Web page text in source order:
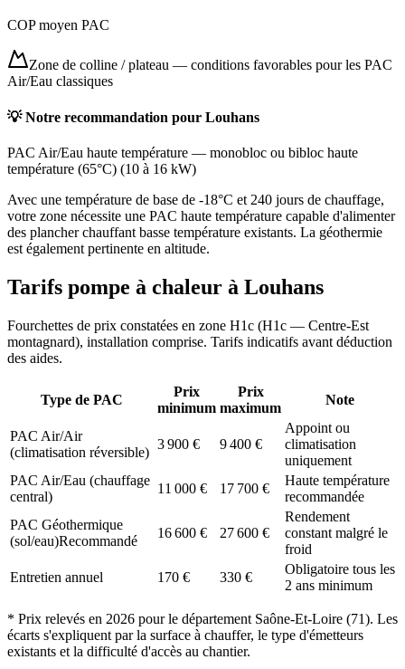
COP moyen PAC
Zone de colline / plateau — conditions favorables pour les PAC
Air/Eau classiques
💡 Notre recommandation pour Louhans
PAC Air/Eau haute température — monobloc ou bibloc haute
température (65°C) (10 à 16 kW)
Avec une température de base de -18°C et 240 jours de chauffage,
votre zone nécessite une PAC haute température capable d'alimenter
des plancher chauffant basse température existants. La géothermie
est également pertinente en altitude.
Tarifs pompe à chaleur à Louhans
Fourchettes de prix constatées en zone H1c (H1c — Centre-Est
montagnard), installation comprise. Tarifs indicatifs avant déduction
des aides.
Type de PAC
Prix
minimum
Prix
maximum
Note
PAC Air/Air
(climatisation réversible)
3 900 € 9 400 €
Appoint ou
climatisation
uniquement
PAC Air/Eau (chauffage
central)
11 000 € 17 700 €
Haute température
recommandée
PAC Géothermique
(sol/eau)Recommandé
16 600 € 27 600 €
Rendement
constant malgré le
froid
Entretien annuel
170 € 330 €
Obligatoire tous les
2 ans minimum
* Prix relevés en 2026 pour le département Saône-Et-Loire (71). Les
écarts s'expliquent par la surface à chauffer, le type d'émetteurs
existants et la difficulté d'accès au chantier.